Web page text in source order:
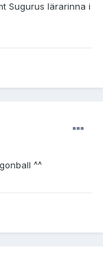
Sugurus lärarinna i
^^